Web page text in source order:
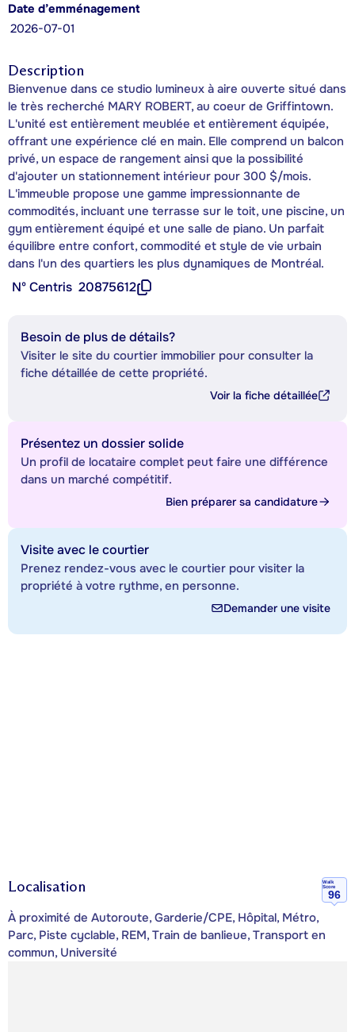
Date d’emménagement
2026-07-01
Description
Bienvenue dans ce studio lumineux à aire ouverte situé dans
le très recherché MARY ROBERT, au coeur de Griffintown.
L'unité est entièrement meublée et entièrement équipée,
offrant une expérience clé en main. Elle comprend un balcon
privé, un espace de rangement ainsi que la possibilité
d'ajouter un stationnement intérieur pour 300 $/mois.
L'immeuble propose une gamme impressionnante de
commodités, incluant une terrasse sur le toit, une piscine, un
gym entièrement équipé et une salle de piano. Un parfait
équilibre entre confort, commodité et style de vie urbain
dans l'un des quartiers les plus dynamiques de Montréal.
Nº Centris 20875612
Besoin de plus de détails?
Visiter le site du courtier immobilier pour consulter la
fiche détaillée de cette propriété.
Voir la fiche détaillée
Présentez un dossier solide
Un profil de locataire complet peut faire une différence
dans un marché compétitif.
Bien préparer sa candidature
Visite avec le courtier
Prenez rendez-vous avec le courtier pour visiter la
propriété à votre rythme, en personne.
Demander une visite
Localisation
Walk
Score
96
À proximité de Autoroute, Garderie/CPE, Hôpital, Métro,
Parc, Piste cyclable, REM, Train de banlieue, Transport en
commun, Université